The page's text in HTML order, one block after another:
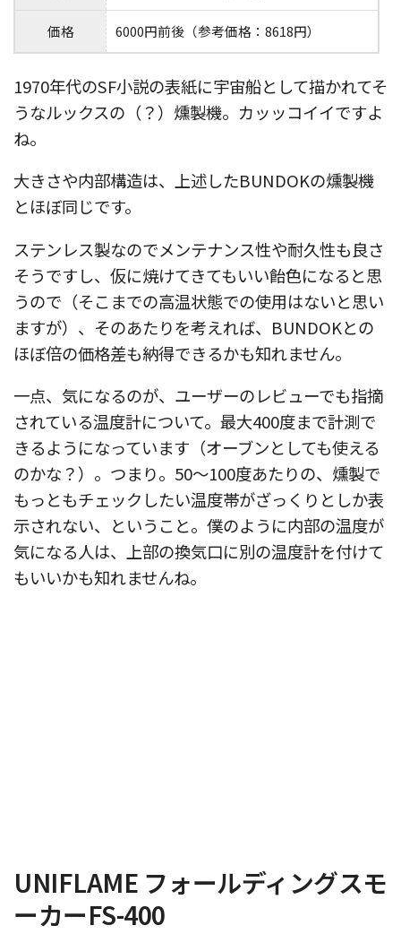
価格 6000円前後（参考価格：8618円）
1970年代のSF小説の表紙に宇宙船として描かれてそ
うなルックスの（？）燻製機。カッッコイイですよ
ね。
大きさや内部構造は、上述したBUNDOKの燻製機
とほぼ同じです。
ステンレス製なのでメンテナンス性や耐久性も良さ
そうですし、仮に焼けてきてもいい飴色になると思
うので（そこまでの高温状態での使用はないと思い
ますが）、そのあたりを考えれば、BUNDOKとの
ほぼ倍の価格差も納得できるかも知れません。
一点、気になるのが、ユーザーのレビューでも指摘
されている温度計について。最大400度まで計測で
きるようになっています（オーブンとしても使える
のかな？）。つまり。50〜100度あたりの、燻製で
もっともチェックしたい温度帯がざっくりとしか表
示されない、ということ。僕のように内部の温度が
気になる人は、上部の換気口に別の温度計を付けて
もいいかも知れませんね。
UNIFLAME フォールディングスモ
ーカーFS-400